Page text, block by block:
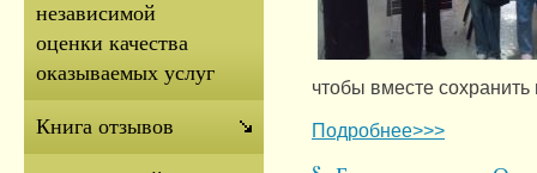
чтобы вместе
Подробнее>>>
независимой
оценки качества
оказываемых услуг
Книга отзывов